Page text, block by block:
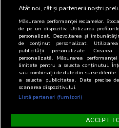
Atât noi, cât și partenerii noștri
Măsurarea performanței reclamelor.
de pe un dispozitiv. Utilizarea
personalizat. Dezvoltarea și
de conținut personalizat.
publicității personalizate.
personalizată. Măsurarea
limitate pentru a selecta conținutul.
sau combinații de date din surse
a selecta publicitatea. Date precise
scanarea dispozitivului.
Listă parteneri (furnizori)
ACCEPT